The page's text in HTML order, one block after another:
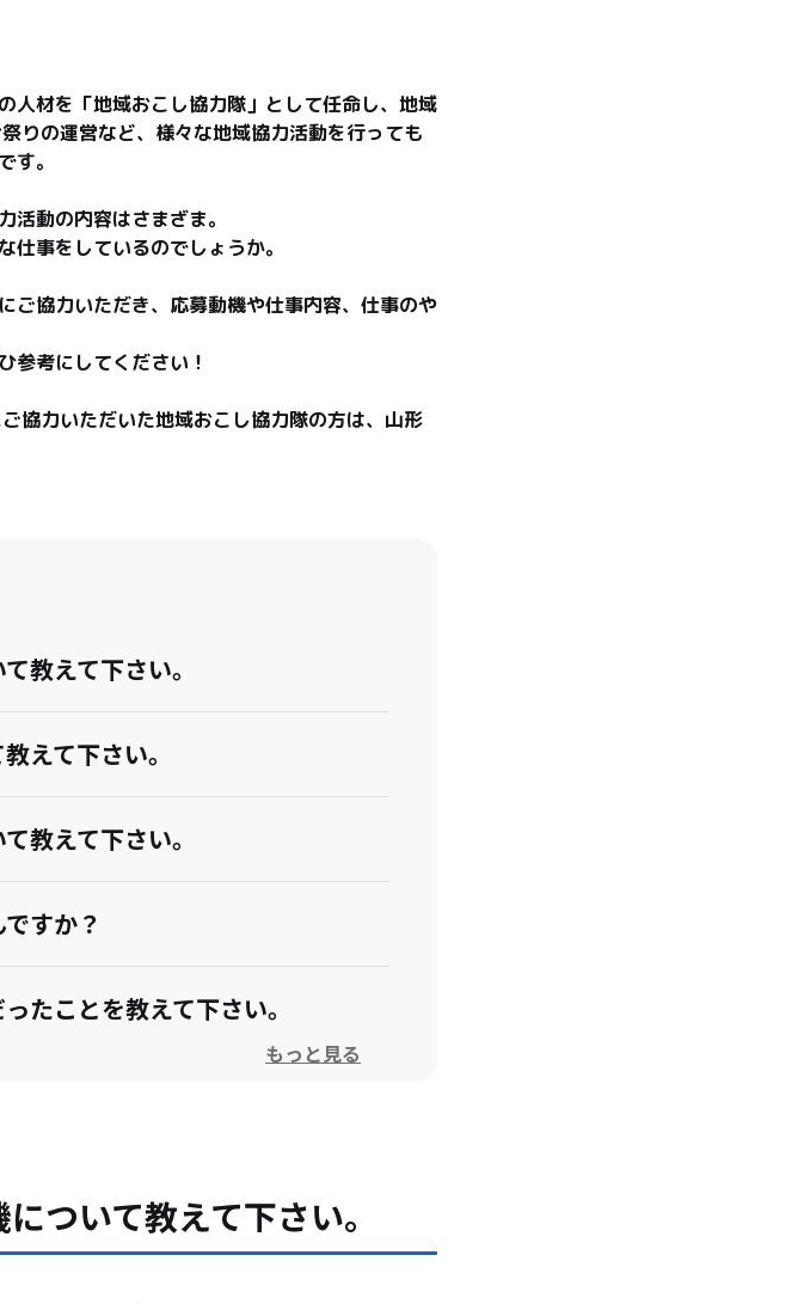
人材を「地域おこし協力隊」として任命し、地域
りの運営など、様々な地域協力活動を行っても
す。
動の内容はさまざま。
事をしているのでしょうか。
ご協力いただき、応募動機や仕事内容、仕事のや
参考にしてください！
協力いただいた地域おこし協力隊の方は、山形
教えて下さい。
えて下さい。
教えて下さい。
すか？
たことを教えて下さい。
もっと見る
ついて教えて下さい。